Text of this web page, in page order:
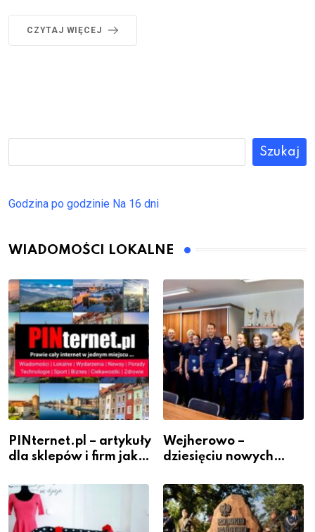
CZYTAJ WIĘCEJ
Szukaj
Godzina po godzinie Na 16 dni
WIADOMOŚCI LOKALNE
PINternet.pl – artykuły
dla sklepów i firm jako
widoczność
Wejherowo –
dziesięciu nowych
szeregach Komendy
Powiatowej